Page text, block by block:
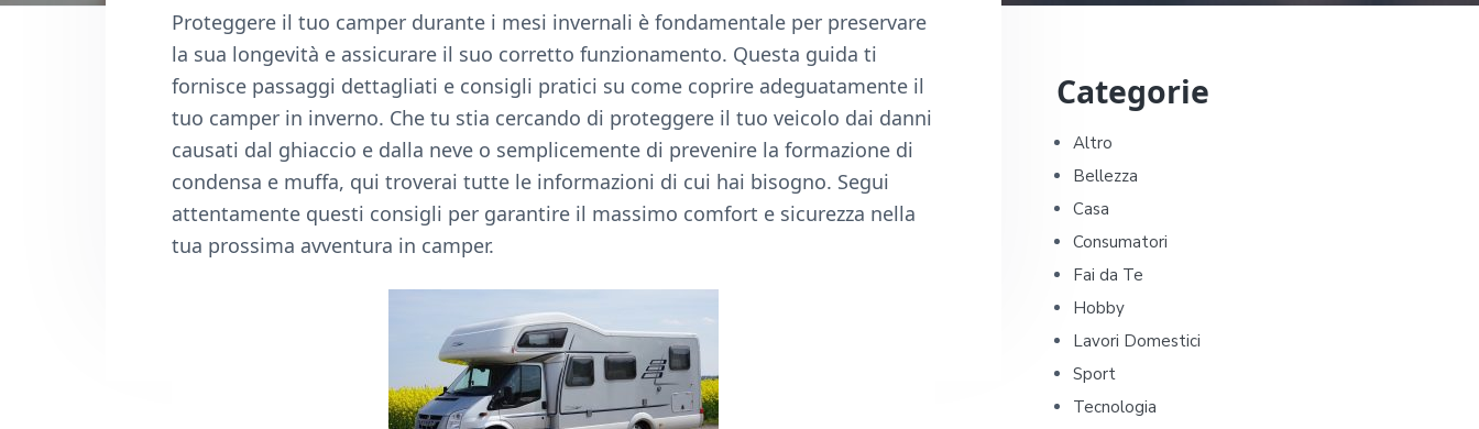
Proteggere il tuo camper durante i mesi invernali è fondamentale per preservare
la sua longevità e assicurare il suo corretto funzionamento. Questa guida ti
fornisce passaggi dettagliati e consigli pratici su come coprire adeguatamente il
tuo camper in inverno. Che tu stia cercando di proteggere il tuo veicolo dai danni
causati dal ghiaccio e dalla neve o semplicemente di prevenire la formazione di
condensa e muffa, qui troverai tutte le informazioni di cui hai bisogno. Segui
attentamente questi consigli per garantire il massimo comfort e sicurezza nella
tua prossima avventura in camper.
r
i
m
a
r
y
S
Categorie
Altro
Bellezza
Casa
Consumatori
Fai da Te
Hobby
Lavori Domestici
Sport
Tecnologia